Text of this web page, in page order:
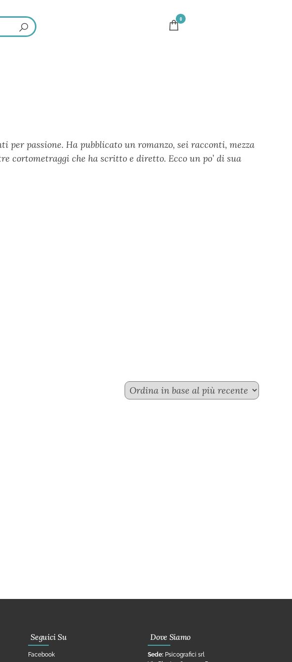
0
per passione. Ha pubblicato un romanzo, sei racconti, mezza
cortometraggi che ha scritto e diretto. Ecco un po’ di sua
Seguici Su
Facebook
Dove Siamo
Sede: Psicografici srl